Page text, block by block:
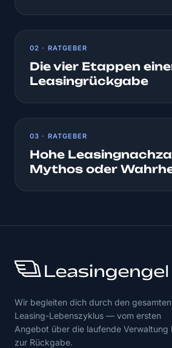
02 · RATGEBER
Die vier Etappen
Leasingrückgabe
03 · RATGEBER
Hohe
Mythos oder
Wir begleiten dich durch den gesamten
Leasing-Lebenszyklus — vom ersten
Angebot über die laufende Verwaltung
zur Rückgabe.